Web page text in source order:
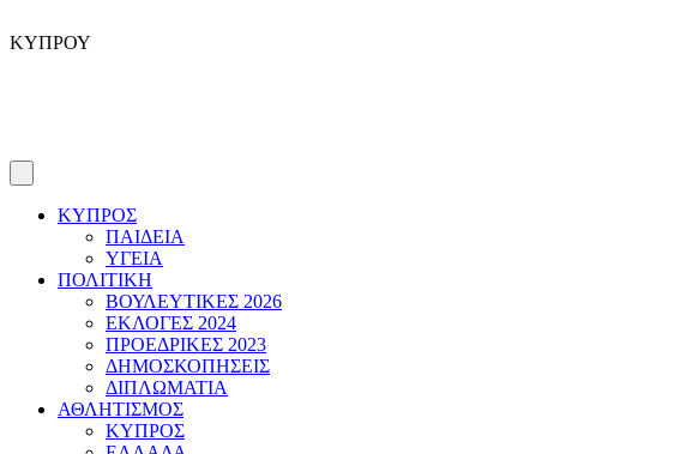
ΚΥΠΡΟΥ
ΚΥΠΡΟΣ
ΠΑΙΔΕΙΑ
ΥΓΕΙΑ
ΠΟΛΙΤΙΚΗ
ΒΟΥΛΕΥΤΙΚΕΣ 2026
ΕΚΛΟΓΕΣ 2024
ΠΡΟΕΔΡΙΚΕΣ 2023
ΔΗΜΟΣΚΟΠΗΣΕΙΣ
ΔΙΠΛΩΜΑΤΙΑ
ΑΘΛΗΤΙΣΜΟΣ
ΚΥΠΡΟΣ